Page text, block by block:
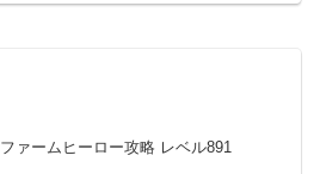
ファームヒーロー攻略 レベル891